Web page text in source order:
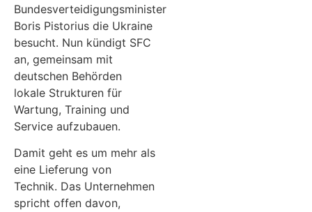
Bundesverteidigungsminister
Boris Pistorius die Ukraine
besucht. Nun kündigt SFC
an, gemeinsam mit
deutschen Behörden
lokale Strukturen für
Wartung, Training und
Service aufzubauen.
Damit geht es um mehr als
eine Lieferung von
Technik. Das Unternehmen
spricht offen davon,